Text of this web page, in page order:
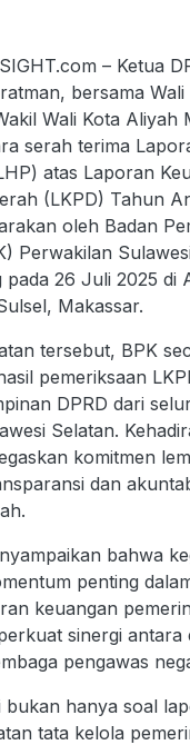
– Ketua
bersama
Wali Kota Aliyah
serah terima
atas Laporan
(LKPD) Tahun
oleh Badan
Perwakilan
pada 26 Juli 2025 di
Makassar.
tersebut, BPK
pemeriksaan
DPRD dari
Selatan.
komitmen
dan
bahwa
penting
keuangan
sinergi antara
pengawas
bukan hanya soal
tata kelola